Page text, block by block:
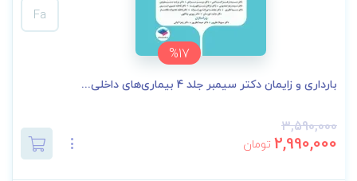
%17
Fa
بارداری و زایمان دکتر سیمبر جلد 4 بیماری‌های داخلی...
3,590,000
2,990,000 تومان